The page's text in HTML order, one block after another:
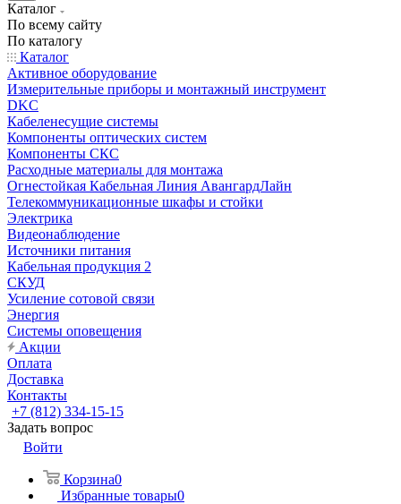
Каталог
По всему сайту
По каталогу
Каталог
Активное оборудование
Измерительные приборы и монтажный инструмент
DKC
Кабеленесущие системы
Компоненты оптических систем
Компоненты СКС
Расходные материалы для монтажа
Огнестойкая Кабельная Линия АвангардЛайн
Телекоммуникационные шкафы и стойки
Электрика
Видеонаблюдение
Источники питания
Кабельная продукция 2
СКУД
Усиление сотовой связи
Энергия
Системы оповещения
Акции
Оплата
Доставка
Контакты
+7 (812) 334-15-15
Задать вопрос
Войти
Корзина0
Избранные товары0